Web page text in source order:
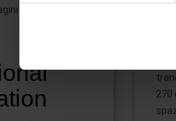
modificare o ritirare il tuo
di analisi dei dati web,
che hanno raccolto dal suo
…
270